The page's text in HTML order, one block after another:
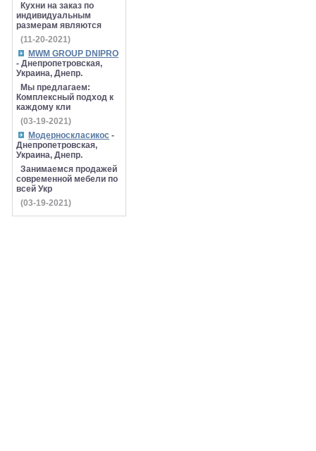
Кухни на заказ по
индивидуальным
размерам являются
(11-20-2021)
MWM GROUP DNIPRO
- Днепропетровская,
Украина, Днепр.
Мы предлагаем:
Комплексный подход к
каждому кли
(03-19-2021)
Модерноскласикос -
Днепропетровская,
Украина, Днепр.
Занимаемся продажей
современной мебели по
всей Укр
(03-19-2021)